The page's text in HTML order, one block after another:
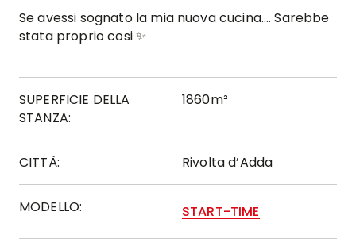
Se avessi sognato la mia nuova cucina…. Sarebbe
stata proprio cosi ✨
SUPERFICIE DELLA
STANZA:
1860m²
CITTÀ: Rivolta d’Adda
MODELLO: START-TIME